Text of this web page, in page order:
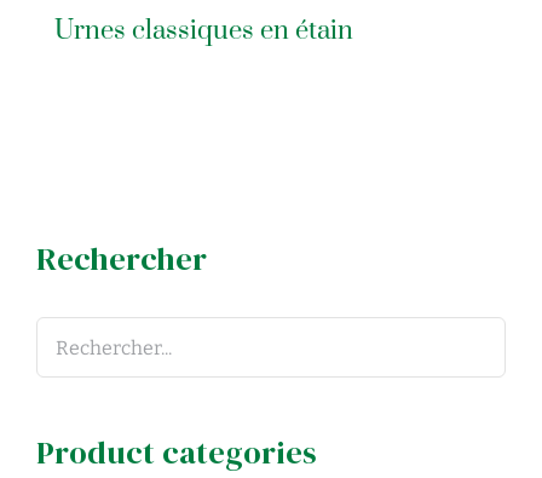
Urnes classiques en étain
Rechercher
Product categories